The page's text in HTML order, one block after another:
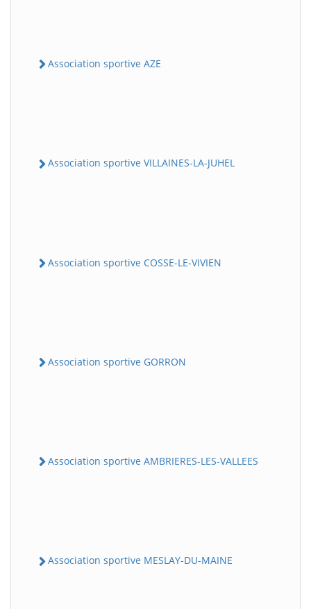
Association sportive AZE
Association sportive VILLAINES-LA-JUHEL
Association sportive COSSE-LE-VIVIEN
Association sportive GORRON
Association sportive AMBRIERES-LES-VALLEES
Association sportive MESLAY-DU-MAINE